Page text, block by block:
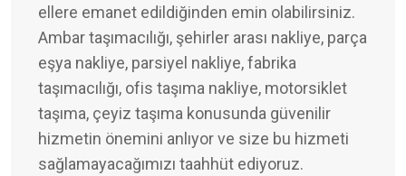
ellere emanet edildiğinden emin olabilirsiniz.
Ambar taşımacılığı, şehirler arası nakliye, parça
eşya nakliye, parsiyel nakliye, fabrika
taşımacılığı, ofis taşıma nakliye, motorsiklet
taşıma, çeyiz taşıma konusunda güvenilir
hizmetin önemini anlıyor ve size bu hizmeti
sağlamayacağımızı taahhüt ediyoruz.